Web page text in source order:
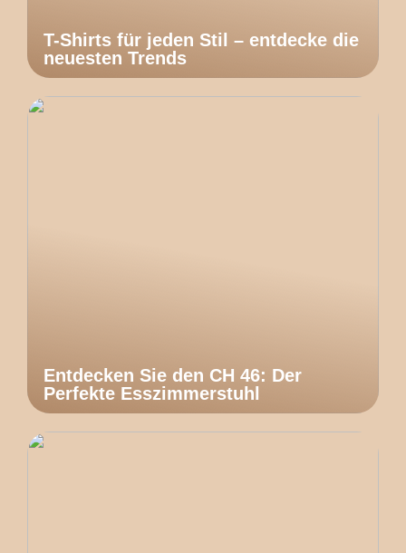
T-Shirts für jeden Stil – entdecke die
neuesten Trends
Entdecken Sie den CH 46: Der
Perfekte Esszimmerstuhl